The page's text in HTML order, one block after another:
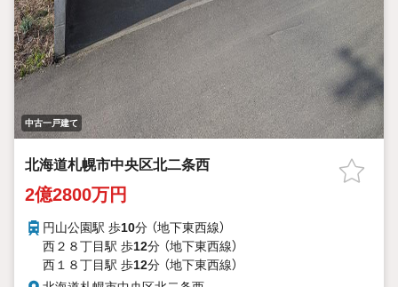
中古一戸建て
北海道札幌市中央区北二条西
2億2800万円
円山公園駅 歩10分 （地下東西線）
西２８丁目駅 歩12分 （地下東西線）
西１８丁目駅 歩12分 （地下東西線）